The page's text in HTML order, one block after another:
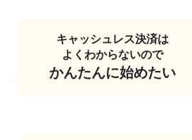
キャッシュレス決済は
よくわからないので
かんたんに始めたい